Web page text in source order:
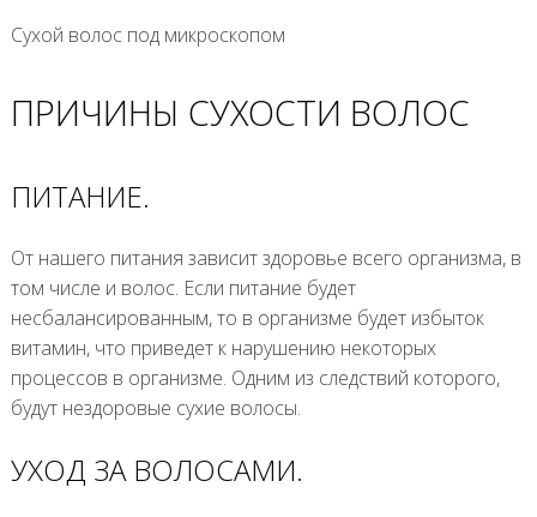
Сухой волос под микроскопом
ПРИЧИНЫ СУХОСТИ ВОЛОС
ПИТАНИЕ.
От нашего питания зависит здоровье всего организма, в
том числе и волос. Если питание будет
несбалансированным, то в организме будет избыток
витамин, что приведет к нарушению некоторых
процессов в организме. Одним из следствий которого,
будут нездоровые сухие волосы.
УХОД ЗА ВОЛОСАМИ.